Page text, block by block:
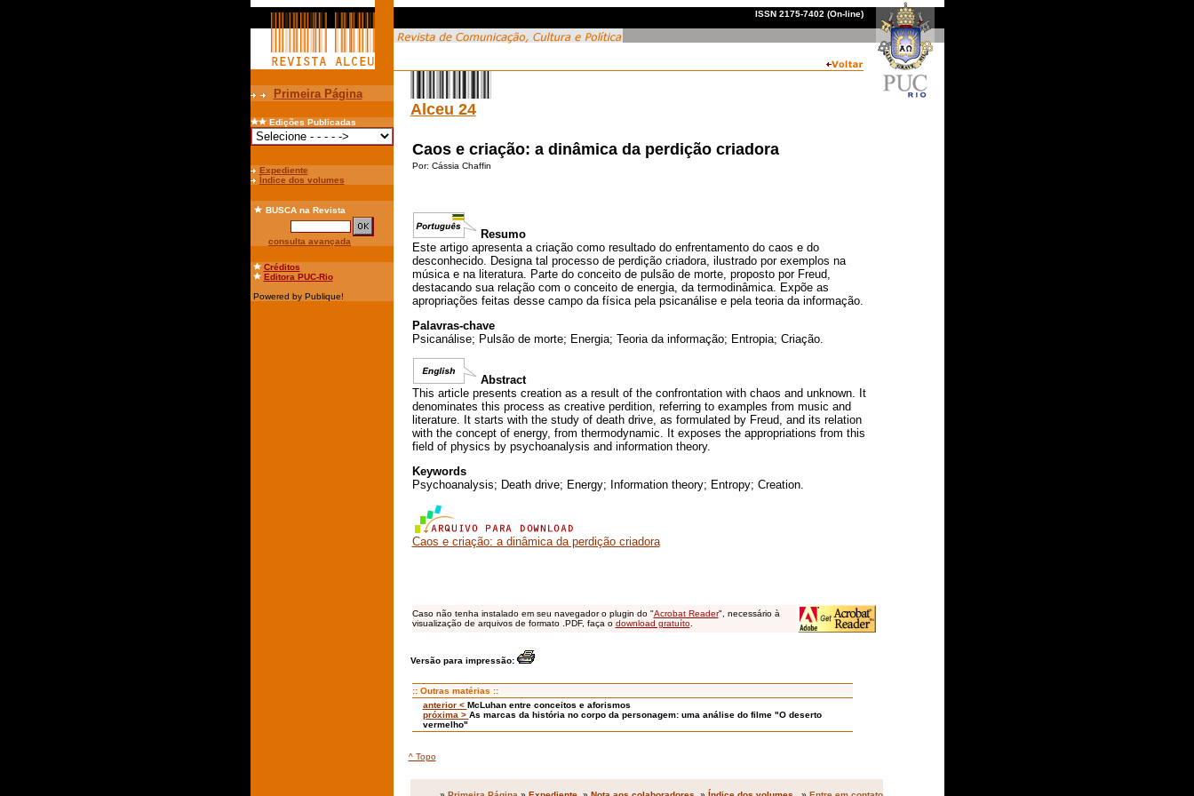
Primeira Página
Edições Publicadas
Expediente
Índice dos volumes
BUSCAna Revista
consulta avançada
Créditos
Editora PUC-Rio
Powered by Publique!
ISSN 2175-7402 (On-line)
Alceu 24
Caos e criação: a dinâmica da perdição criadora
Por: Cássia Chaffin
Resumo
Este artigo apresenta a criação como resultado do enfrentamento do caos e do
desconhecido. Designa tal processo de perdição criadora, ilustrado por exemplos na
música e na literatura. Parte do conceito de pulsão de morte, proposto por Freud,
destacando sua relação com o conceito de energia, da termodinâmica. Expõe as
apropriações feitas desse campo da física pela psicanálise e pela teoria da informação.
Palavras-chave
Psicanálise; Pulsão de morte; Energia; Teoria da informação; Entropia; Criação.
Abstract
This article presents creation as a result of the confrontation with chaos and unknown. It
denominates this process as creative perdition, referring to examples from music and
literature. It starts with the study of death drive, as formulated by Freud, and its relation
with the concept of energy, from thermodynamic. It exposes the appropriations from this
field of physics by psychoanalysis and information theory.
Keywords
Psychoanalysis; Death drive; Energy; Information theory; Entropy; Creation.
Caos e criação: a dinâmica da perdição criadora
Caso não tenha instalado em seu navegador o plugin do "Acrobat Reader", necessário à
visualização de arquivos de formato .PDF, faça o download gratuíto.
Versão para impressão:
:: Outras matérias ::
anterior < McLuhan entre conceitos e aforismos
próxima > As marcas da história no corpo da personagem: uma análise do filme "O deserto
vermelho"
^ Topo